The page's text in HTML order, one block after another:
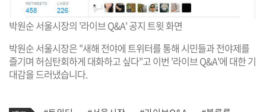
박원순 서울시장의 '라이브 Q&A' 공지 트윗 화면
박원순 서울시장은 "새해 전야에 트위터를 통해 시민들과 전야제를
즐기며 허심탄회하게 대화하고 싶다"고 이번 '라이브 Q&A'에 대한 기
대감을 드러냈습니다.
기